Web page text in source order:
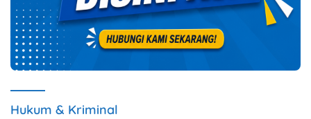
Hukum & Kriminal